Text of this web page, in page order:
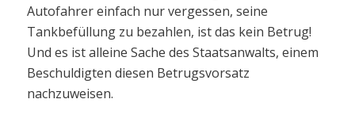
Autofahrer einfach nur vergessen, seine
Tankbefüllung zu bezahlen, ist das kein Betrug!
Und es ist alleine Sache des Staatsanwalts, einem
Beschuldigten diesen Betrugsvorsatz
nachzuweisen.